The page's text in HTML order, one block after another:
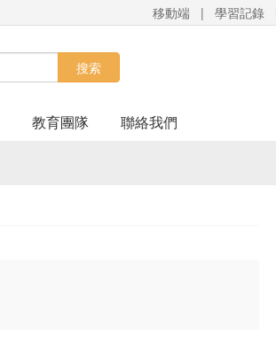
移動端 | 學習記錄
搜索
教育團隊 聯絡我們